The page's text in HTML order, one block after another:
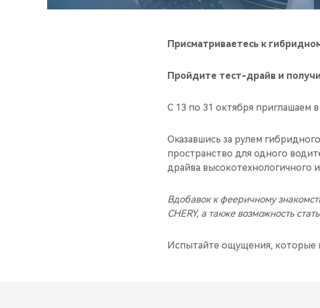
Присматриваетесь к
Пройдите тест-драйв и
C 13 по 31 октября приглашаем в
Оказавшись за рулем
пространство для одного
драйва высокотехнологичного
Вдобавок к фееричному
CHERY, а также возможность
Испытайте ощущения, которые